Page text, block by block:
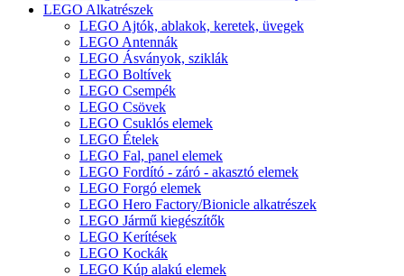
LEGO Alkatrészek
LEGO Ajtók, ablakok, keretek, üvegek
LEGO Antennák
LEGO Ásványok, sziklák
LEGO Boltívek
LEGO Csempék
LEGO Csövek
LEGO Csuklós elemek
LEGO Ételek
LEGO Fal, panel elemek
LEGO Fordító - záró - akasztó elemek
LEGO Forgó elemek
LEGO Hero Factory/Bionicle alkatrészek
LEGO Jármű kiegészítők
LEGO Kerítések
LEGO Kockák
LEGO Kúp alakú elemek